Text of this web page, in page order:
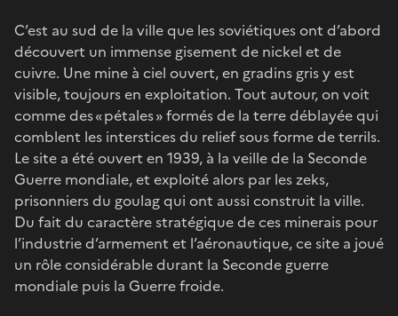
C’est au sud de la ville que les soviétiques ont d’abord
découvert un immense gisement de nickel et de
cuivre. Une mine à ciel ouvert, en gradins gris y est
visible, toujours en exploitation. Tout autour, on voit
comme des « pétales » formés de la terre déblayée qui
comblent les interstices du relief sous forme de terrils.
Le site a été ouvert en 1939, à la veille de la Seconde
Guerre mondiale, et exploité alors par les zeks,
prisonniers du goulag qui ont aussi construit la ville.
Du fait du caractère stratégique de ces minerais pour
l’industrie d’armement et l’aéronautique, ce site a joué
un rôle considérable durant la Seconde guerre
mondiale puis la Guerre froide.